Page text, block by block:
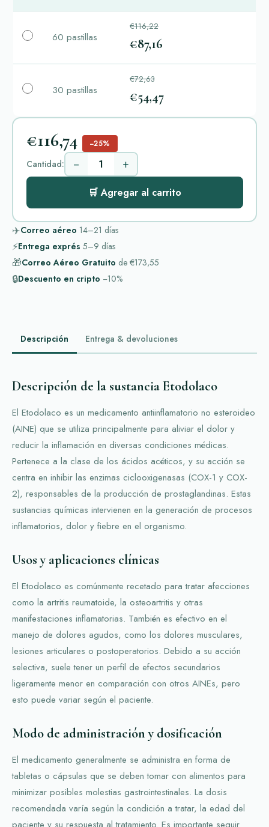
60 pastillas
€116,22
€87,16
30 pastillas
€72,63
€54,47
€116,74 −25%
Cantidad: − +
🛒 Agregar al carrito
✈️Correo aéreo 14–21 días
⚡Entrega exprés 5–9 días
🎁Correo Aéreo Gratuito de €173,55
🔒Descuento en cripto −10%
Descripción Entrega & devoluciones
Descripción de la sustancia Etodolaco
El Etodolaco es un medicamento antiinflamatorio no esteroideo
(AINE) que se utiliza principalmente para aliviar el dolor y
reducir la inflamación en diversas condiciones médicas.
Pertenece a la clase de los ácidos acéticos, y su acción se
centra en inhibir las enzimas ciclooxigenasas (COX-1 y COX-
2), responsables de la producción de prostaglandinas. Estas
sustancias químicas intervienen en la generación de procesos
inflamatorios, dolor y fiebre en el organismo.
Usos y aplicaciones clínicas
El Etodolaco es comúnmente recetado para tratar afecciones
como la artritis reumatoide, la osteoartritis y otras
manifestaciones inflamatorias. También es efectivo en el
manejo de dolores agudos, como los dolores musculares,
lesiones articulares o postoperatorios. Debido a su acción
selectiva, suele tener un perfil de efectos secundarios
ligeramente menor en comparación con otros AINEs, pero
esto puede variar según el paciente.
Modo de administración y dosificación
El medicamento generalmente se administra en forma de
tabletas o cápsulas que se deben tomar con alimentos para
minimizar posibles molestias gastrointestinales. La dosis
recomendada varía según la condición a tratar, la edad del